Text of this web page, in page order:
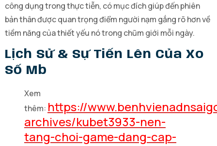
công dụng trong thực tiễn, có mục đích giúp đến phiên
bản thân được quan trọng điểm người nạm gắng rõ hơn về
tiềm năng của thiết yếu nó trong chũm giới mỗi ngày.
Lịch Sử & Sự Tiến Lên Của Xo
Số Mb
Xem
thêm: https://
archives/kubet3933-nen-
tang-choi-game-dang-cap-